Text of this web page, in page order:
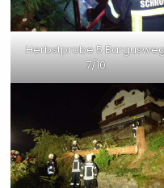
Herbstprobe 5
7/10